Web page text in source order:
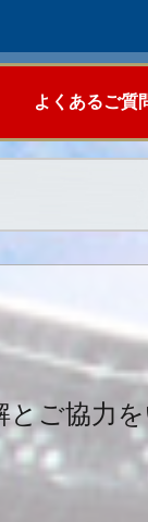
よくあるご質
ご協力